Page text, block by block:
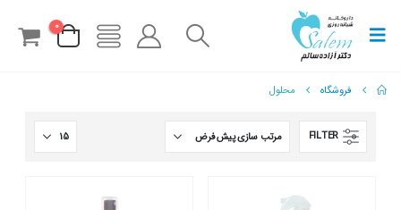
0
فروشگاه محلول
FILTER